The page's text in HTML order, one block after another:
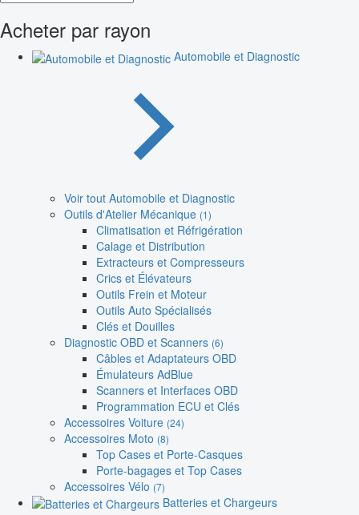
Acheter par rayon
Automobile et Diagnostic
Voir tout Automobile et Diagnostic
Outils d'Atelier Mécanique (1)
Climatisation et Réfrigération
Calage et Distribution
Extracteurs et Compresseurs
Crics et Élévateurs
Outils Frein et Moteur
Outils Auto Spécialisés
Clés et Douilles
Diagnostic OBD et Scanners (6)
Câbles et Adaptateurs OBD
Émulateurs AdBlue
Scanners et Interfaces OBD
Programmation ECU et Clés
Accessoires Voiture (24)
Accessoires Moto (8)
Top Cases et Porte-Casques
Porte-bagages et Top Cases
Accessoires Vélo (7)
Batteries et Chargeurs